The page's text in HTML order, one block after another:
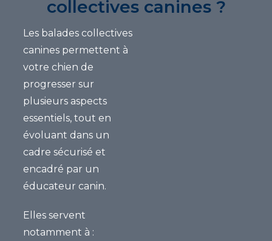
collectives canines ?
Les balades collectives
canines permettent à
votre chien de
progresser sur
plusieurs aspects
essentiels, tout en
évoluant dans un
cadre sécurisé et
encadré par un
éducateur canin.
Elles servent
notamment à :